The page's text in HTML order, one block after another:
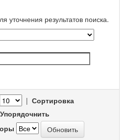
уточнения результатов поиска.
| Сортировка
Упорядочнить